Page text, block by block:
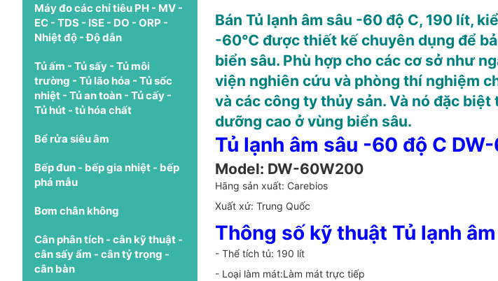
Máy đo các chỉ tiêu PH - MV -
EC - TDS - ISE - DO - ORP -
Nhiệt độ - Độ dẫn
Tủ ấm - Tủ sấy - Tủ môi
trường - Tủ lão hóa - Tủ sốc
nhiệt - Tủ an toàn - Tủ cấy -
Tủ hút - tủ hóa chất
Bể rửa siêu âm
Bếp đun - bếp gia nhiệt - bếp
phá mẫu
Bơm chân không
Cân phân tích - cân kỹ thuật -
cân sấy ẩm - cân tỷ trọng -
cân bàn
Bán Tủ lạnh âm sâu -60 độ C, 190 lít,
-60℃ được thiết kế chuyên dụng để
biển sâu. Phù hợp cho các cơ sở như
viện nghiên cứu và phòng thí nghiệm
và các công ty thủy sản. Và nó đặc
dưỡng cao ở vùng biển sâu.
Tủ lạnh âm sâu -60 độ C
Model: DW-60W200
Hãng sản xuất: Carebios
Xuất xứ: Trung Quốc
Thông số kỹ thuật Tủ lạnh
- Thể tích tủ: 190 lít
- Loại làm mát:Làm mát trực tiếp